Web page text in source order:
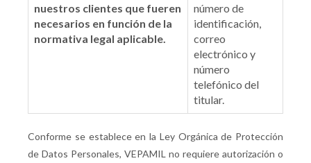
nuestros clientes que fueren
necesarios en función de la
normativa legal aplicable.
número de
identificación,
correo
electrónico y
número
telefónico del
titular.
Conforme se establece en la Ley Orgánica de Protección
de Datos Personales, VEPAMIL no requiere autorización o